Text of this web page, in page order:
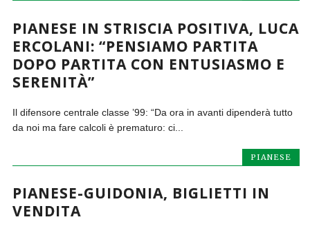
PIANESE IN STRISCIA POSITIVA, LUCA
ERCOLANI: “PENSIAMO PARTITA
DOPO PARTITA CON ENTUSIASMO E
SERENITÀ”
Il difensore centrale classe ’99: “Da ora in avanti dipenderà tutto
da noi ma fare calcoli è prematuro: ci...
PIANESE
PIANESE-GUIDONIA, BIGLIETTI IN
VENDITA